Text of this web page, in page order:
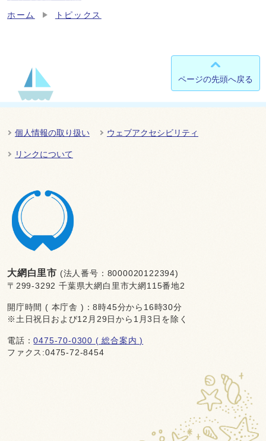
ホーム トピックス
ページの先頭へ戻る
個人情報の取り扱い ウェブアクセシビリティ
リンクについて
大網白里市 (法人番号：8000020122394)
〒299-3292 千葉県大網白里市大網115番地2
開庁時間 ( 本庁舎 )：8時45分から16時30分
※土日祝日および12月29日から1月3日を除く
電話：0475-70-0300 ( 総合案内 )
ファクス:0475-72-8454